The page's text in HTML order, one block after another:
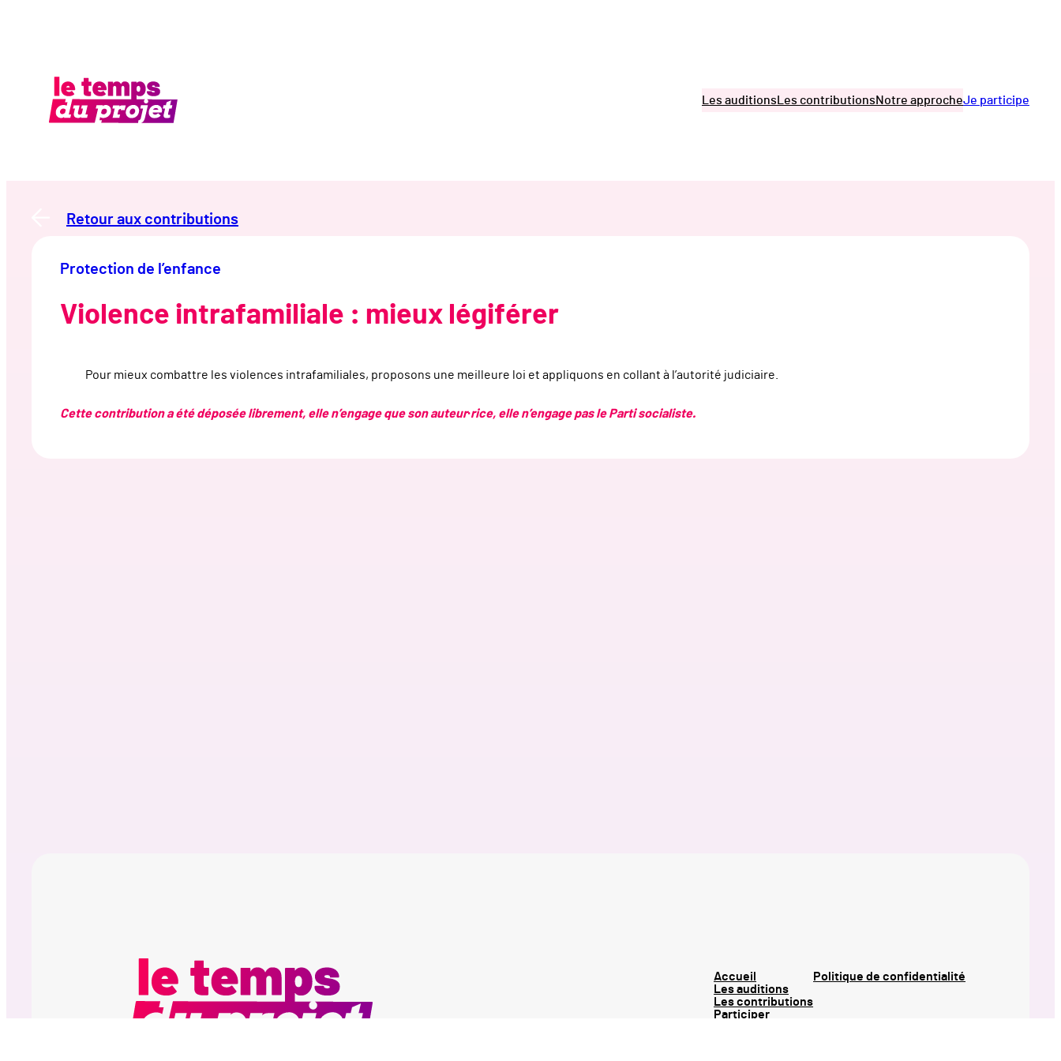
Les auditions Les contributionsNotre approcheJe participe
Retour aux contributions
Protection de l’enfance
Violence intrafamiliale : mieux légiférer
Pour mieux combattre les violences intrafamiliales, proposons une meilleure loi et appliquons en collant à l’autorité judiciaire.
Cette contribution a été déposée librement, elle n’engage que son auteur·rice, elle n’engage pas le Parti socialiste.
Accueil
Les auditions
Les contributions
Participer
Politique de confidentialité